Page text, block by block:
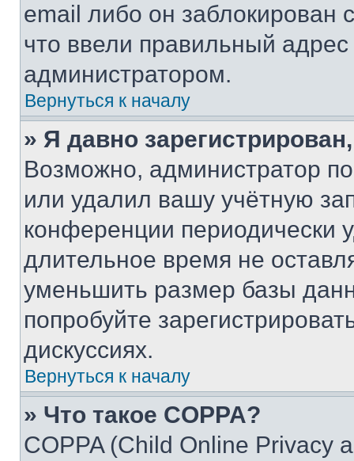
email либо он
что ввели правильный адрес
администратором.
Вернуться к началу
» Я давно
Возможно, администратор
или удалил вашу учётную
конференции периодически
длительное время не
уменьшить размер базы
попробуйте
дискуссиях.
Вернуться к началу
» Что такое COPPA?
COPPA (Child Online Privacy